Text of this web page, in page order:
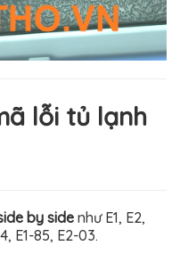
lỗi tủ lạnh
by side như E1, E2,
E1-85, E2-03.